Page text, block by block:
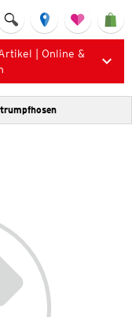
| Online &